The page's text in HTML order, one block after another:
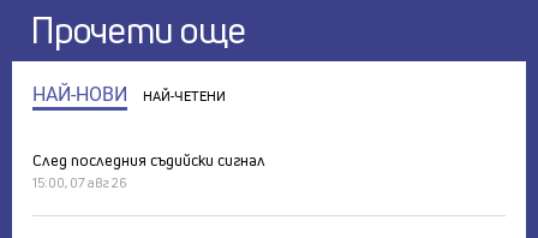
Прочети още
НАЙ-НОВИ НАЙ-ЧЕТЕНИ
След последния съдийски сигнал
15:00, 07 авг 26